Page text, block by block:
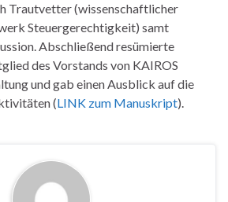
Trautvetter (wissenschaftlicher
Steuergerechtigkeit) samt
Abschließend resümierte
des Vorstands von KAIROS
und gab einen Ausblick auf die
(LINK zum Manuskript).